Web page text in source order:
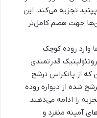
تجزیه می‌کند. این
جهت هضم کامل‌تر
وارد روده کوچک
قدرتمندی
که از پانکراس ترشح
شده از دیواره روده
را ادامه می‌دهند.
آمینه منفرد و